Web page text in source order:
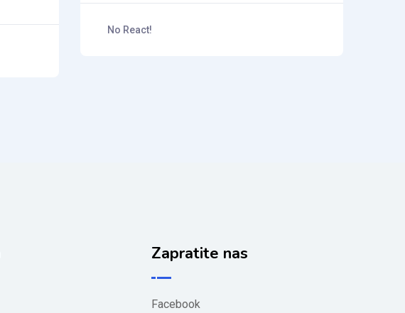
No React!
Zapratite nas
Facebook